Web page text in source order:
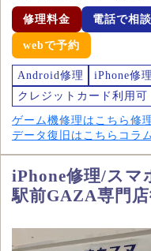
修理料金 電話で相
webで予約
Android修理 iPhone修理
クレジットカード利用可
ゲーム機修理はこちら 修
データ復旧はこちら コラ
iPhone修理/スマ
駅前GAZA専門